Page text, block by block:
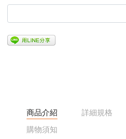
商品介紹 詳細規格
購物須知